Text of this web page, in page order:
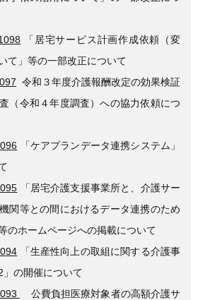
「居宅サービス計画作成依頼（変
て」等の一部改正について
令和３年度介護報酬改定の効果検証
（令和４年度調査）への協力依頼につ
「ケアプランデータ連携システム」
「居宅介護支援事業所と、介護サー
関等との間におけるデータ連携のため
のホームページへの掲載について
「生産性向上の取組に関する介護事
の開催について
公費負担医療対象者の高額介護サ